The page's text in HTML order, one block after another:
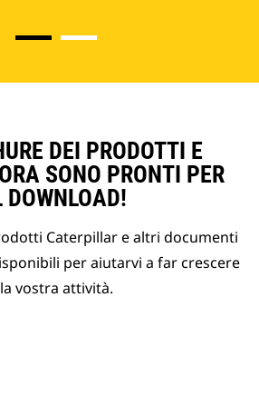
DEI PRODOTTI E
SONO PRONTI PER
DOWNLOAD!
Caterpillar e altri documenti
per aiutarvi a far crescere
la vostra attività.